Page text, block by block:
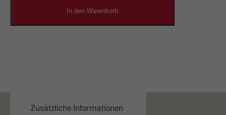
In den Warenkorb
Zusätzliche Informationen